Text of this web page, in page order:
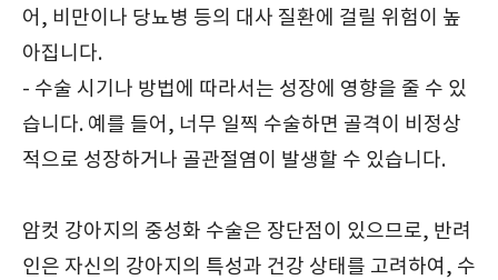
어, 비만이나 당뇨병 등의 대사 질환에 걸릴 위험이 높
아집니다.
- 수술 시기나 방법에 따라서는 성장에 영향을 줄 수 있
습니다. 예를 들어, 너무 일찍 수술하면 골격이 비정상
적으로 성장하거나 골관절염이 발생할 수 있습니다.
암컷 강아지의 중성화 수술은 장단점이 있으므로, 반려
인은 자신의 강아지의 특성과 건강 상태를 고려하여, 수